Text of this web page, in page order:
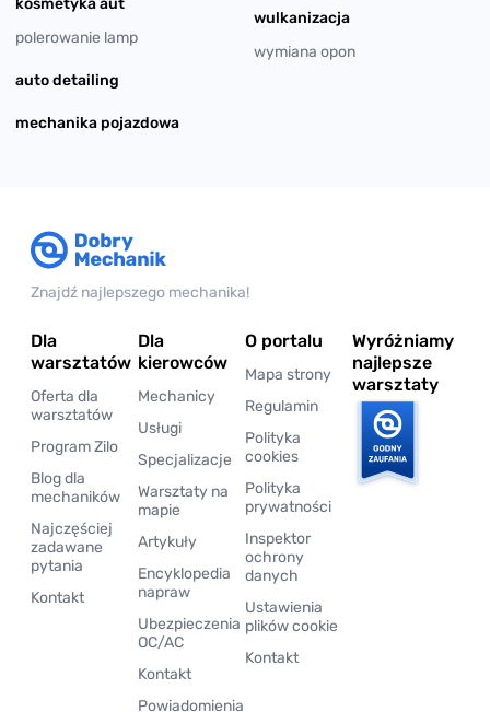
polerowanie lamp
auto detailing
mechanika pojazdowa
wulkanizacja
wymiana opon
Znajdź najlepszego mechanika!
Dla
warsztatów
Oferta dla
warsztatów
Program Zilo
Blog dla
mechaników
Najczęściej
zadawane
pytania
Kontakt
Dla
kierowców
Mechanicy
Usługi
Specjalizacje
Warsztaty na
mapie
Artykuły
Encyklopedia
napraw
Ubezpieczenia
OC/AC
Kontakt
Powiadomienia
O portalu
Mapa strony
Regulamin
Polityka
cookies
Polityka
prywatności
Inspektor
ochrony
danych
Ustawienia
plików cookie
Kontakt
Wyróżniamy
najlepsze
warsztaty